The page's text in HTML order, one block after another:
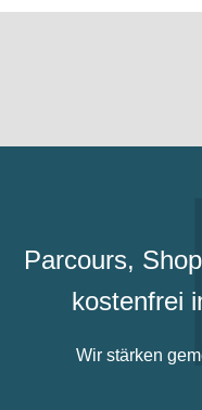
Parcours,
kostenfrei
Wir stärken